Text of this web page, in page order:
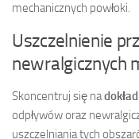
mechanicznych powłoki.
Uszczelnienie
newralgicznych
Skoncentruj się na
odpływów oraz
uszczelniania tych